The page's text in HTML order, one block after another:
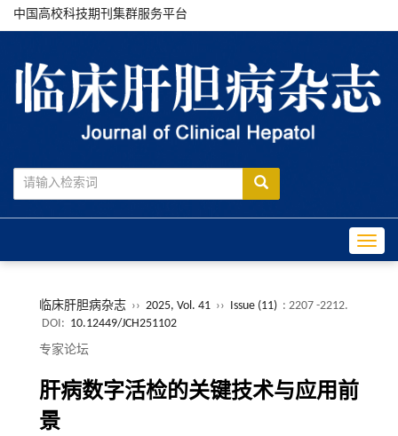
中国高校科技期刊集群服务平台
临床肝胆病杂志 ›› 2025, Vol. 41 ›› Issue (11) : 2207 -2212.
DOI: 10.12449/JCH251102
专家论坛
肝病数字活检的关键技术与应用前
景